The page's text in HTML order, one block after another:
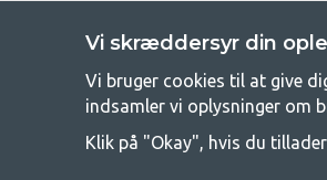
råd til at campere, så vi tilbyder
Vi skræddersyr din
Vi bruger cookies til at give
indsamler vi oplysninger om
Klik på "Okay", hvis du